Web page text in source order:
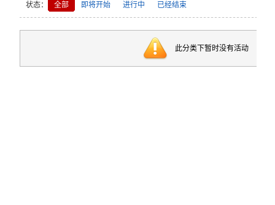
状态： 全部 即将开始 进行中 已经结束
此分类下暂时没有活动